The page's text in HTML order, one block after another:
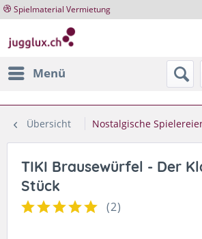
Spielmaterial Vermietung
Menü
Übersicht Nostalgische
TIKI Brausewürfel - Der
Stück
(2)